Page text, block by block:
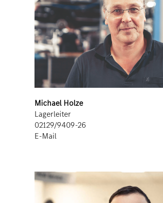
Michael Holze
Lagerleiter
02129/9409-26
E-Mail